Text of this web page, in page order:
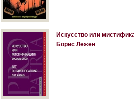
Искусство или
Борис Лежен